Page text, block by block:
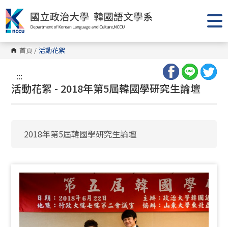
跳
到
主
要
內
容
區 首頁 / 活動花絮
:::
活動花絮 - 2018年第5屆韓國學研究生論壇
2018年第5屆韓國學研究生論壇